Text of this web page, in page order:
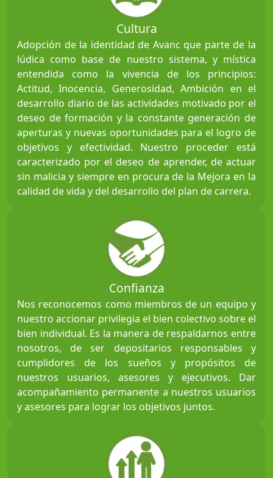
Cultura
Adopción de la identidad de Avanc que parte de la
lúdica como base de nuestro sistema, y mística
entendida como la vivencia de los principios:
Actitud, Inocencia, Generosidad, Ambición en el
desarrollo diario de las actividades motivado por el
deseo de formación y la constante generación de
aperturas y nuevas oportunidades para el logro de
objetivos y efectividad. Nuestro proceder está
caracterizado por el deseo de aprender, de actuar
sin malicia y siempre en procura de la Mejora en la
calidad de vida y del desarrollo del plan de carrera.
Confianza
Nos reconocemos como miembros de un equipo y
nuestro accionar privilegia el bien colectivo sobre el
bien individual. Es la manera de respaldarnos entre
nosotros, de ser depositarios responsables y
cumplidores de los sueños y propósitos de
nuestros usuarios, asesores y ejecutivos. Dar
acompañamiento permanente a nuestros usuarios
y asesores para lograr los objetivos juntos.